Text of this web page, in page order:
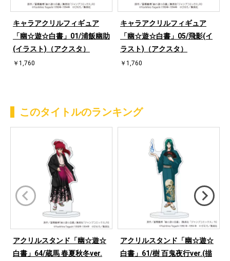
キャラアクリルフィギュア
「幽☆遊☆白書」01/浦飯幽助
(イラスト)（アクスタ）
￥1,760
キャラアクリルフィギュア
「幽☆遊☆白書」05/飛影(イ
ラスト)（アクスタ）
￥1,760
このタイトルのランキング
アクリルスタンド「幽☆遊☆
白書」64/蔵馬 春夏秋冬ver.
アクリルスタンド「幽☆遊☆
白書」61/樹 百鬼夜行ver.(描